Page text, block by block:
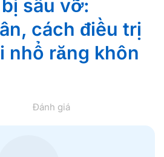
sâu vỡ:
cách điều trị
nhổ răng khôn
Đánh giá